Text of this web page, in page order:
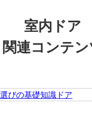
室内ドア
関連コンテン